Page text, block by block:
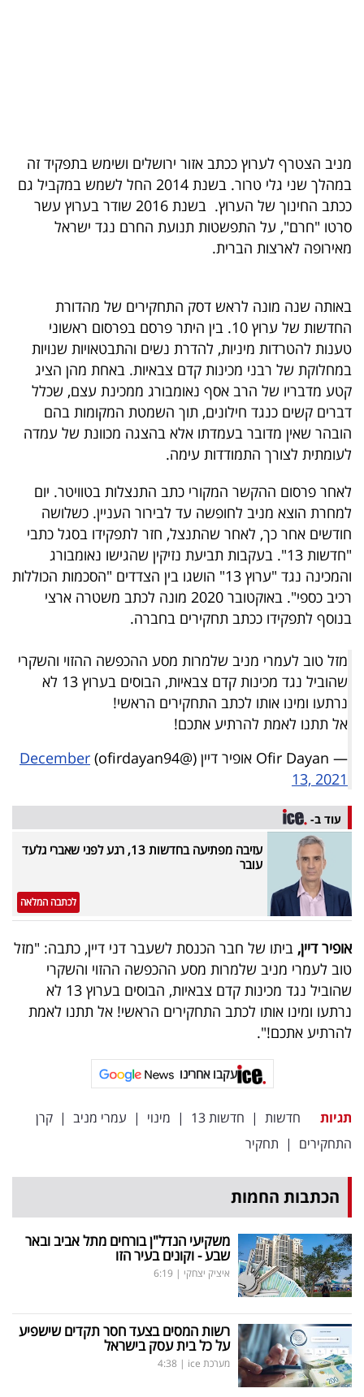
המילון
הכלכלי
פודקאסט
UNDER
40
שיתופי
פעולה
דרושים
ניוזלטרים
מייל
אדום
פרסמו
באייס
אחרינו:
מניב הצטרף לערוץ ככתב אזור ירושלים ושימש בתפקיד זה
במהלך שני גלי טרור. בשנת 2014 החל לשמש במקביל גם
ככתב החינוך של הערוץ. בשנת 2016 שודר בערוץ עשר
סרטו "חרם", על התפשטות תנועת החרם נגד ישראל
מאירופה לארצות הברית.
באותה שנה מונה לראש דסק התחקירים של מהדורת
החדשות של ערוץ 10. בין היתר פרסם בפרסום ראשוני
טענות להטרדות מיניות, להדרת נשים והתבטאויות שנויות
במחלוקת של רבני מכינות קדם צבאיות. באחת מהן הציג
קטע מדבריו של הרב אסף נאומבורג ממכינת עצם, שכלל
דברים קשים כנגד חילונים, תוך השמטת המקומות בהם
הובהר שאין מדובר בעמדתו אלא בהצגה מכוונת של עמדה
לעומתית לצורך התמודדות עימה.
לאחר פרסום ההקשר המקורי כתב התנצלות בטוויטר. יום
למחרת הוצא מניב לחופשה עד לבירור העניין. כשלושה
חודשים אחר כך, לאחר שהתנצל, חזר לתפקידו בסגל כתבי
"חדשות 13". בעקבות תביעת נזיקין שהגישו נאומבורג
והמכינה נגד "ערוץ 13" הושגו בין הצדדים "הסכמות הכוללות
רכיב כספי". באוקטובר 2020 מונה לכתב משטרה ארצי
בנוסף לתפקידו ככתב תחקירים בחברה.
מזל טוב לעמרי מניב שלמרות מסע ההכפשה ההזוי והשקרי
שהוביל נגד מכינות קדם צבאיות, הבוסים בערוץ 13 לא
נרתעו ומינו אותו לכתב התחקירים הראשי!
אל תתנו לאמת להרתיע אתכם!
— Ofir Dayan אופיר דיין (@ofirdayan94)
December
13, 2021
עוד ב-
עזיבה מפתיעה בחדשות 13, רגע לפני שאברי גלעד
עובר
לכתבה המלאה
אופיר דיין, ביתו של חבר הכנסת לשעבר דני דיין, כתבה: "מזל
טוב לעמרי מניב שלמרות מסע ההכפשה ההזוי והשקרי
שהוביל נגד מכינות קדם צבאיות, הבוסים בערוץ 13 לא
נרתעו ומינו אותו לכתב התחקירים הראשי! אל תתנו לאמת
להרתיע אתכם!".
עקבו אחרינו
תגיות חדשות | חדשות 13 | מינוי | עמרי מניב | קרן
התחקירים | תחקיר
הכתבות החמות
משקיעי הנדל"ן בורחים מתל אביב ובאר
שבע - וקונים בעיר הזו
איציק יצחקי |
6:19
רשות המסים בצעד חסר תקדים שישפיע
על כל בית עסק בישראל
מערכת ice |
4:38